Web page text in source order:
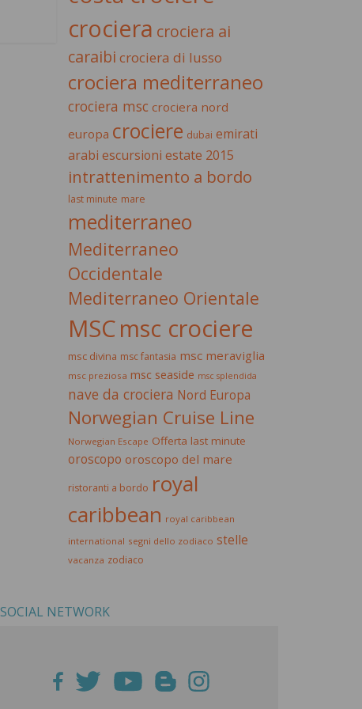
crociera crociera ai
caraibi crociera di lusso
crociera mediterraneo
crociera msc crociera nord
europa crociere dubai emirati
arabi escursioni estate 2015
intrattenimento a bordo
last minute mare
mediterraneo
Mediterraneo
Occidentale
Mediterraneo Orientale
MSCmsc crociere
msc divina msc fantasia msc meraviglia
msc preziosa msc seaside msc splendida
nave da crociera Nord Europa
Norwegian Cruise Line
Norwegian Escape Offerta last minute
oroscopo oroscopo del mare
ristoranti a bordo royal
caribbean royal caribbean
international segni dello zodiaco stelle
vacanza zodiaco
SOCIAL NETWORK